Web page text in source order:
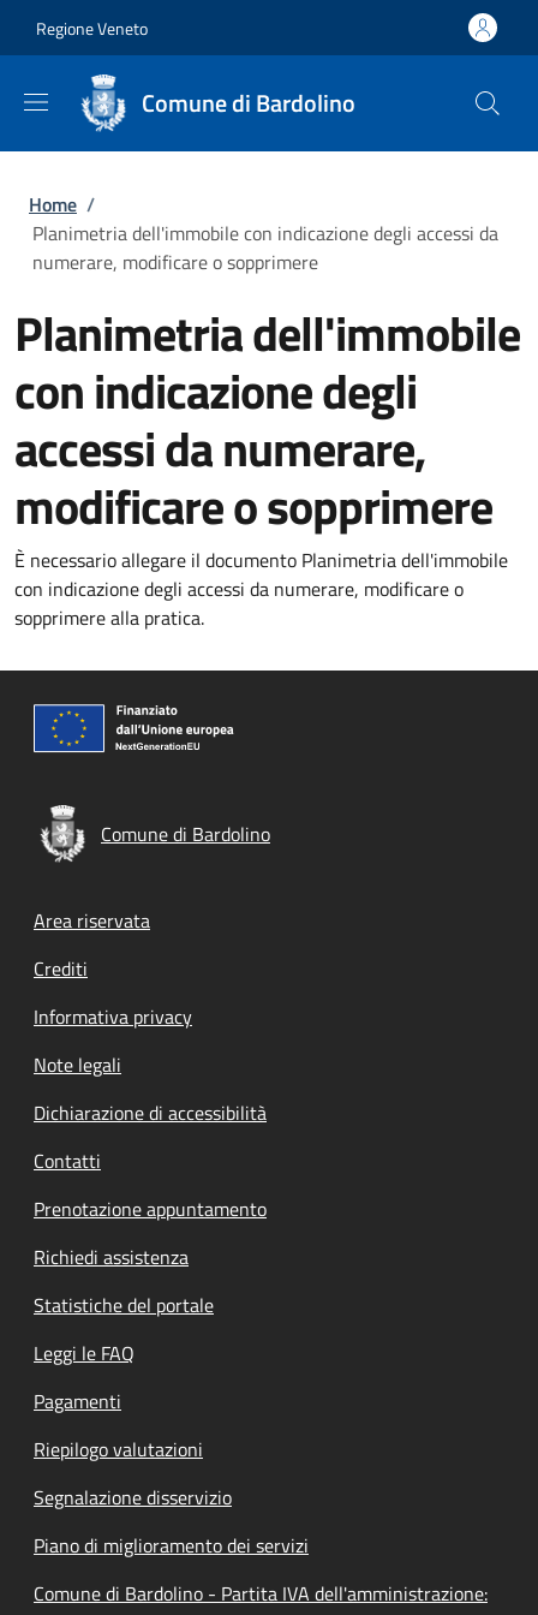
Regione Veneto
Comune di Bardolino
Briciole di pane
Home /
Planimetria dell'immobile con indicazione degli accessi da
numerare, modificare o sopprimere
Planimetria dell'immobile
con indicazione degli
accessi da numerare,
modificare o sopprimere
È necessario allegare il documento Planimetria dell'immobile
con indicazione degli accessi da numerare, modificare o
sopprimere alla pratica.
Comune di Bardolino
Footer menu
Area riservata
Crediti
Informativa privacy
Note legali
Dichiarazione di accessibilità
Contatti
Prenotazione appuntamento
Richiedi assistenza
Statistiche del portale
Leggi le FAQ
Pagamenti
Riepilogo valutazioni
Segnalazione disservizio
Piano di miglioramento dei servizi
Comune di Bardolino - Partita IVA dell'amministrazione: